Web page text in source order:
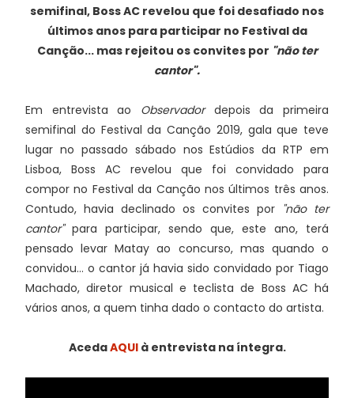
semifinal, Boss AC revelou que foi desafiado nos
últimos anos para participar no Festival da
Canção... mas rejeitou os convites por "não ter
cantor".
Em entrevista ao Observadordepois da primeira
semifinal do Festival da Canção 2019, gala que teve
lugar no passado sábado nos Estúdios da RTP em
Lisboa, Boss AC revelou que foi convidado para
compor no Festival da Canção nos últimos três anos.
Contudo, havia declinado os convites por "não ter
cantor"para participar, sendo que, este ano, terá
pensado levar Matay ao concurso, mas quando o
convidou... o cantor já havia sido convidado por Tiago
Machado, diretor musical e teclista de Boss AC há
vários anos, a quem tinha dado o contacto do artista.
AcedaAQUIà entrevista na íntegra.